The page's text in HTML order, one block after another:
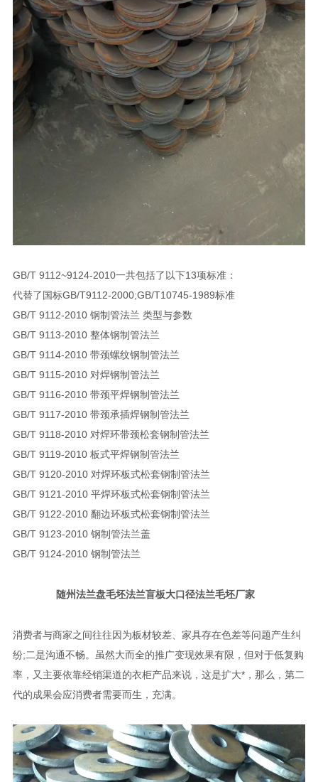
GB/T 9112~9124-2010一共包括了以下13项标准：
代替了国标GB/T9112-2000;GB/T10745-1989标准
GB/T 9112-2010 钢制管法兰 类型与参数
GB/T 9113-2010 整体钢制管法兰
GB/T 9114-2010 带颈螺纹钢制管法兰
GB/T 9115-2010 对焊钢制管法兰
GB/T 9116-2010 带颈平焊钢制管法兰
GB/T 9117-2010 带颈承插焊钢制管法兰
GB/T 9118-2010 对焊环带颈松套钢制管法兰
GB/T 9119-2010 板式平焊钢制管法兰
GB/T 9120-2010 对焊环板式松套钢制管法兰
GB/T 9121-2010 平焊环板式松套钢制管法兰
GB/T 9122-2010 翻边环板式松套钢制管法兰
GB/T 9123-2010 钢制管法兰盖
GB/T 9124-2010 钢制管法兰
随州法兰盘毛坯法兰盲板大口径法兰毛坯厂家
消费者与商家之间往往因为板材较差、家具存在色差等问题产生纠
纷;二是沟通不畅。虽然大而全的推广变现效果有限，但对于低复购
率，又主要依靠经销渠道的衣柜产品来说，这是扩大*，那么，第二
代的成果会应消费者需要而生，充满。